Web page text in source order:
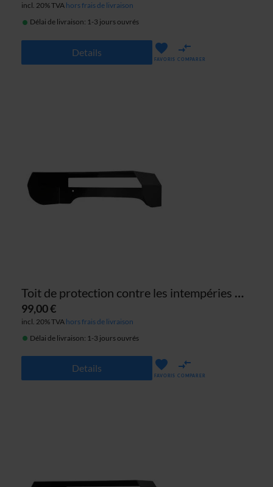
incl. 20% TVA hors frais de livraison
Délai de livraison: 1-3 jours ouvrés
Details
FAVORIS COMPARER
Toit de protection contre les intempéries ABL pour les bornes de recharge eMH3
99,00 €
incl. 20% TVA hors frais de livraison
Délai de livraison: 1-3 jours ouvrés
Details
FAVORIS COMPARER